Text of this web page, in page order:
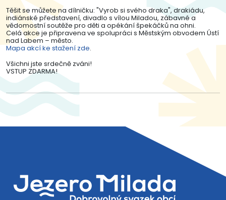
Těšit se můžete na dílničku: "Vyrob si svého draka", drakiádu,
indiánské představení, divadlo s vílou Miladou, zábavné a
vědomostní soutěže pro děti a opékání špekáčků na ohni.
Celá akce je připravena ve spolupráci s Městským obvodem Ústí
nad Labem – město.
Mapa akcí ke stažení zde.
Všichni jste srdečně zváni!
VSTUP ZDARMA!